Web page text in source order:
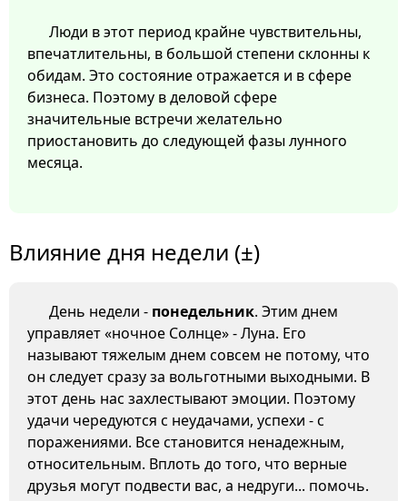
Люди в этот период крайне чувствительны,
впечатлительны, в большой степени склонны к
обидам. Это состояние отражается и в сфере
бизнеса. Поэтому в деловой сфере
значительные встречи желательно
приостановить до следующей фазы лунного
месяца.
Влияние дня недели (±)
День недели - понедельник. Этим днем
управляет «ночное Солнце» - Луна. Его
называют тяжелым днем совсем не потому, что
он следует сразу за вольготными выходными. В
этот день нас захлестывают эмоции. Поэтому
удачи чередуются с неудачами, успехи - с
поражениями. Все становится ненадежным,
относительным. Вплоть до того, что верные
друзья могут подвести вас, а недруги... помочь.